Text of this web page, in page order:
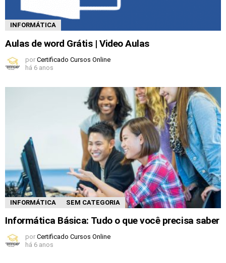
INFORMÁTICA
Aulas de word Grátis | Video Aulas
por Certificado Cursos Online
há 6 anos
INFORMÁTICA SEM CATEGORIA
Informática Básica: Tudo o que você precisa saber
por Certificado Cursos Online
há 6 anos